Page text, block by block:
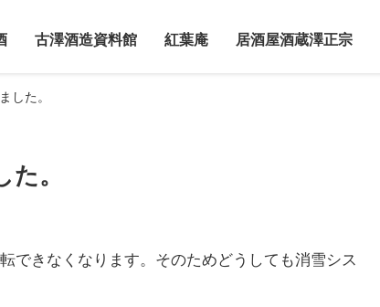
古澤酒造資料館 紅葉庵 居酒屋酒蔵澤正宗
した。
。
できなくなります。そのためどうしても消雪シス